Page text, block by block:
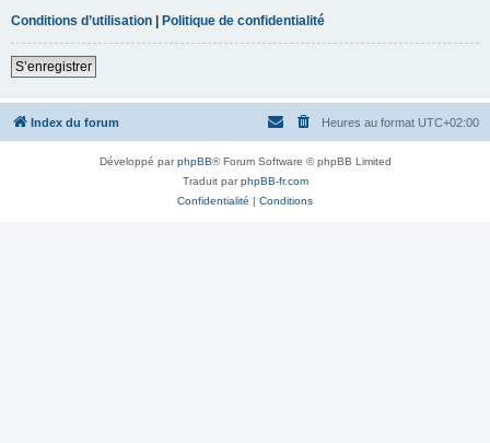
Conditions d’utilisation | Politique de confidentialité
S’enregistrer
Index du forum Heures au format UTC+02:00
Développé parphpBB® Forum Software © phpBB Limited
Traduit parphpBB-fr.com
Confidentialité | Conditions